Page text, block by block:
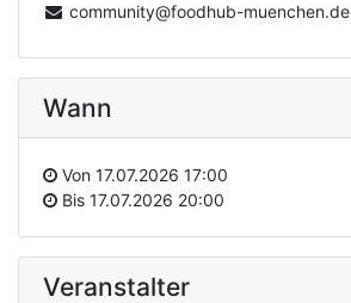
community@foodhub-muenchen.de
Wann
Von 17.07.2026 17:00
Bis 17.07.2026 20:00
Veranstalter